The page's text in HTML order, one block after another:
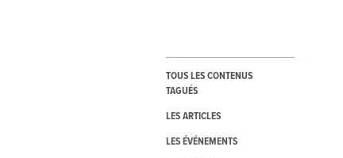
TOUS LES CONTENUS
TAGUÉS
LES ARTICLES
LES ÉVÉNEMENTS